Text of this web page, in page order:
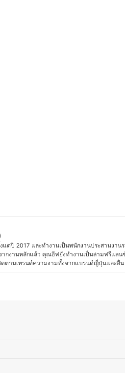
ต่ปี 2017 และทำงานเป็นพนักงานประสานงาน
กงานหลักแล้ว คุณอีฟยังทำงานเป็นล่ามฟรีแลน
ดตามเทรนด์ความงามทั้งจากแบรนด์ญี่ปุ่นและ
ฟ)